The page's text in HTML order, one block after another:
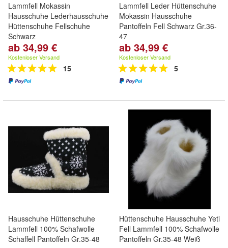
Lammfell Mokassin
Hausschuhe Lederhausschuhe
Hüttenschuhe Fellschuhe
Schwarz
ab 34,99 €
Kostenloser Versand
15
Lammfell Leder Hüttenschuhe
Mokassin Hausschuhe
Pantoffeln Fell Schwarz Gr.36-
47
ab 34,99 €
Kostenloser Versand
5
Hausschuhe Hüttenschuhe
Lammfell 100% Schafwolle
Schaffell Pantoffeln Gr.35-48
Hüttenschuhe Hausschuhe Yeti
Fell Lammfell 100% Schafwolle
Pantoffeln Gr.35-48 Weiß